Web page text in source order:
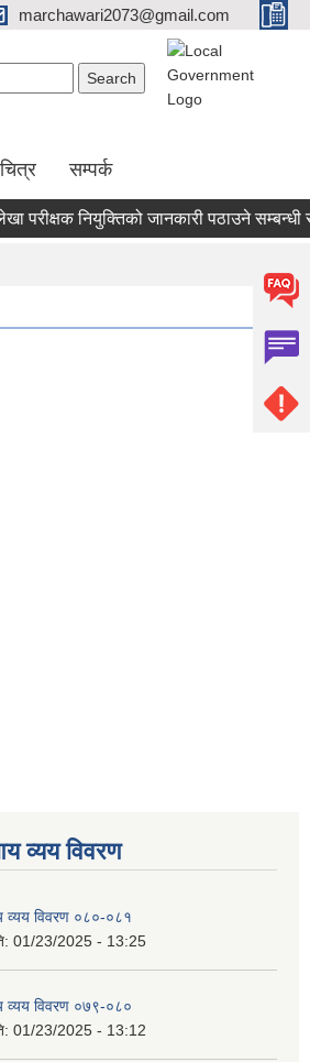
marchawari2073@gmail.com
सम्पर्क
परीक्षक नियुक्तिको जानकारी पठाउने सम्बन्धी
व्यय विवरण
विवरण ०८०-०८१
01/23/2025 - 13:25
विवरण ०७९-०८०
01/23/2025 - 13:12